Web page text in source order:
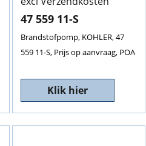
47 559 11-S
Brandstofpomp, KOHLER, 47
559 11-S, Prijs op aanvraag, POA
Klik hier